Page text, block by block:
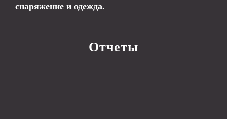
снаряжение и одежда.
Отчеты